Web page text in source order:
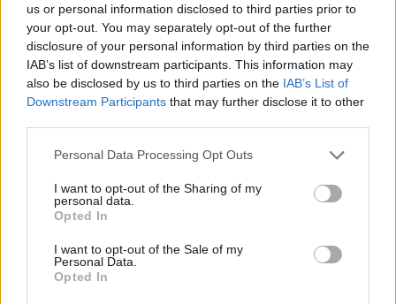
us or personal information disclosed to third parties prior to
your opt-out. You may separately opt-out of the further
disclosure of your personal information by third parties on the
IAB’s list of downstream participants. This information may
also be disclosed by us to third parties on the IAB’s List of
Downstream Participants that may further disclose it to other
Please note that this website/app uses one or more Google
not limited to your visit or usage behaviour. You may click to
grant or deny consent to Google and its third-party tags to
use your data for below specified purposes in below Google
consent section.
Personal Data Processing Opt Outs
I want to opt-out of the Sharing of my
personal data.
Opted In
I want to opt-out of the Sale of my
Personal Data.
Opted In
Caratteristiche Prodotto
iRef:125
Google
4.8
Basato su 408 reviews
Powered byLocalImpact
Garanzia di due annisui prodotti usati, verificati dal
nostro laboratorio di assistenza.